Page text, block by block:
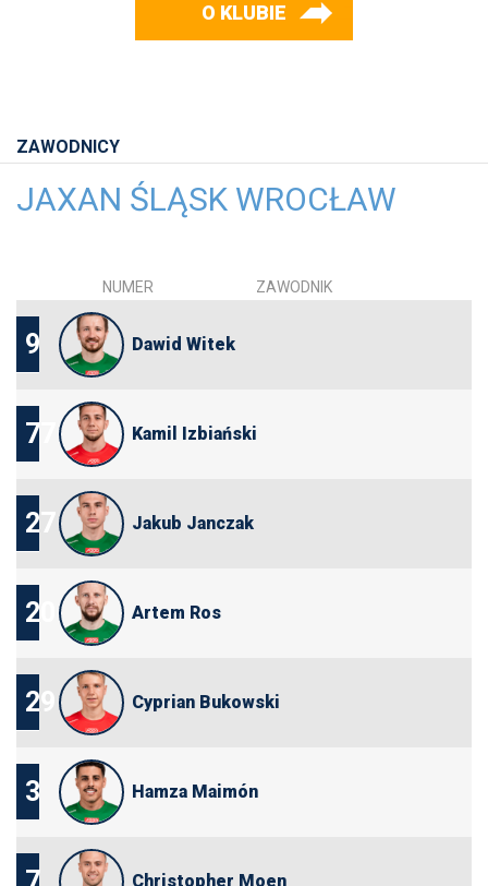
O KLUBIE
ZAWODNICY
JAXAN ŚLĄSK WROCŁAW
NUMER ZAWODNIK
9 Dawid Witek
77 Kamil Izbiański
27 Jakub Janczak
20 Artem Ros
29 Cyprian Bukowski
3 Hamza Maimón
Christopher Moen